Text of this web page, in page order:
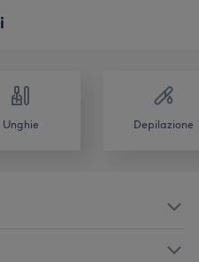
Unghie Depilazione